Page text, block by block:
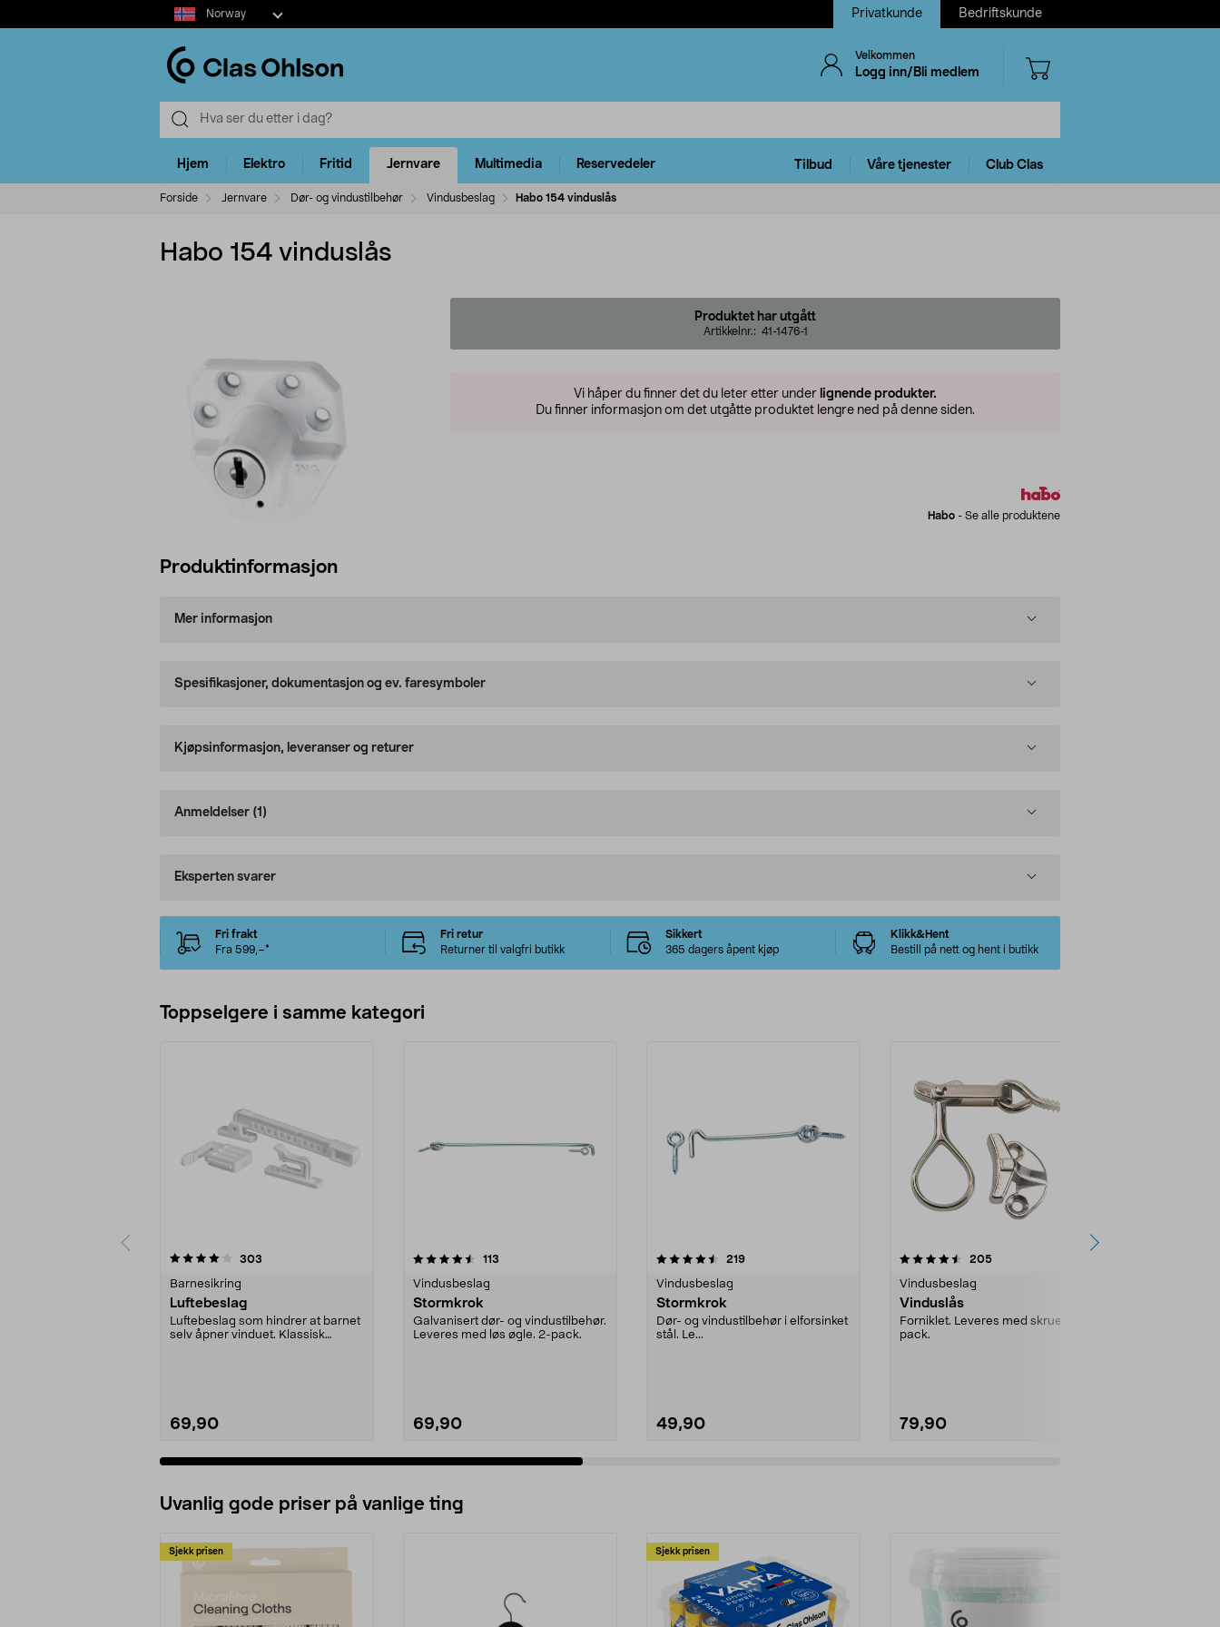
Select
market
Norway Privatkunde Bedriftskunde
Velkommen
Logg inn/Bli medlem
Hjem Elektro Fritid Jernvare Multimedia Reservedeler Tilbud Våre tjenester Club Clas
Forside Jernvare Dør- og vindustilbehør Vindusbeslag Habo 154 vinduslås
Habo 154 vinduslås
Produktet har utgått
Artikkelnr.: 41-1476-1
Vi håper du finner det du leter etter under lignende produkter.
Du finner informasjon om det utgåtte produktet lengre ned på denne siden.
Habo - Se alle produktene
Produktinformasjon
Mer informasjon
Spesifikasjoner, dokumentasjon og ev. faresymboler
Kjøpsinformasjon, leveranser og returer
Anmeldelser (1)
Eksperten svarer
Fri frakt
Fra 599,–*
Fri retur
Returner til valgfri butikk
Sikkert
365 dagers åpent kjøp
Klikk&Hent
Bestill på nett og hent i butikk
Toppselgere i samme kategori
303
Barnesikring
Luftebeslag
Luftebeslag som hindrer at barnet
selv åpner vinduet. Klassisk
69,90
4.5 av 5 stjerner 113
Vindusbeslag
Stormkrok
Galvanisert dør- og vindustilbehør.
Leveres med løs øgle. 2-pack.
69,90
4.5 av 5 stjerner 219anmeldelser
Vindusbeslag
Stormkrok
Dør- og vindustilbehør i elforsinket
stål. Le...
49,90
4.5 av 5 stjerner 205anmeldelser
Vindusbeslag
Vinduslås
Forniklet. Leveres med skruer. 2-
pack.
79,90
4.0 av 5 stjerner
Uvanlig gode priser på vanlige ting
Sjekk prisen Sjekk prisen